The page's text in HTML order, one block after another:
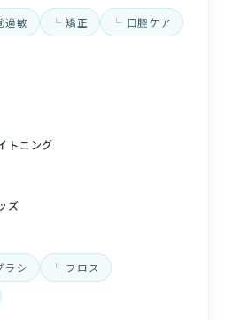
過敏 矯正 口腔ケア
トニング
ズ
ラシ
フロス